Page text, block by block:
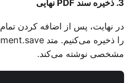
3. ذخیره سند PDF نهایی
مشخصی نوشته می‌کند.